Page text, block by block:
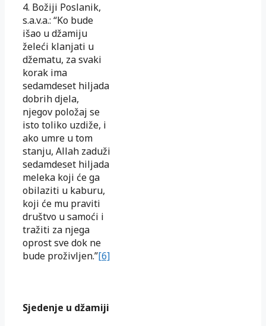
4. Božiji Poslanik,
s.a.v.a.: “Ko bude
išao u džamiju
želeći klanjati u
džematu, za svaki
korak ima
sedamdeset hiljada
dobrih djela,
njegov položaj se
isto toliko uzdiže, i
ako umre u tom
stanju, Allah zaduži
sedamdeset hiljada
meleka koji će ga
obilaziti u kaburu,
koji će mu praviti
društvo u samoći i
tražiti za njega
oprost sve dok ne
bude proživljen.”[6]
Sjedenje u džamiji